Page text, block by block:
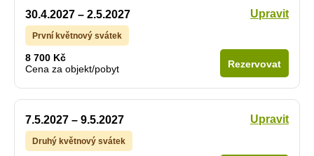
30.4.2027 – 2.5.2027 Upravit
První květnový svátek
8 700 Kč
Cena za objekt/pobyt
Rezervovat
7.5.2027 – 9.5.2027 Upravit
Druhý květnový svátek